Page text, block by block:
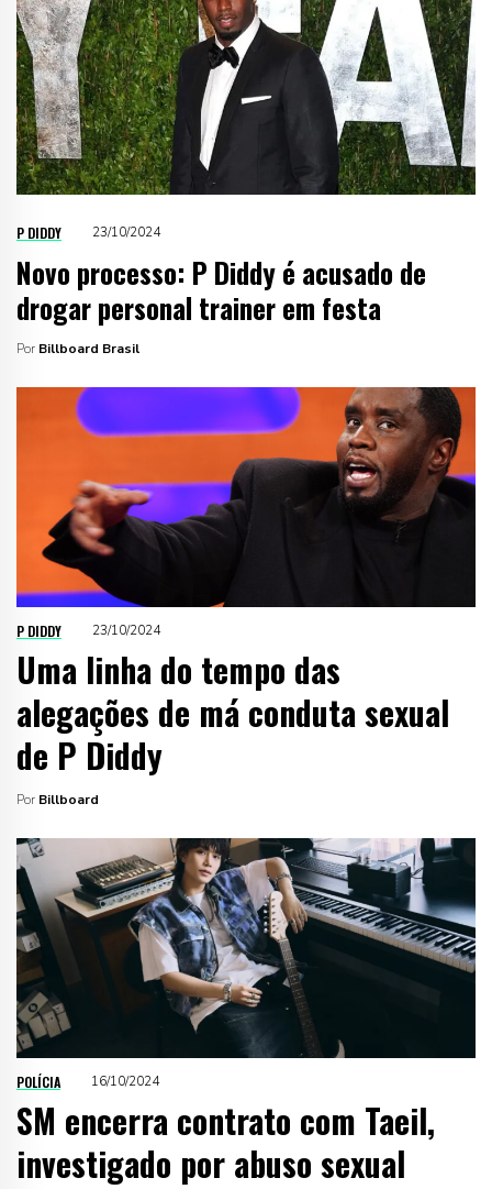
P DIDDY 23/10/2024
Novo processo: P Diddy é acusado de
drogar personal trainer em festa
Por Billboard Brasil
P DIDDY 23/10/2024
Uma linha do tempo das
alegações de má conduta sexual
de P Diddy
Por Billboard
POLÍCIA 16/10/2024
SM encerra contrato com Taeil,
investigado por abuso sexual